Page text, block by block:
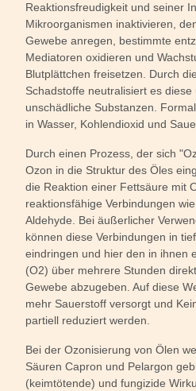
Reaktionsfreudigkeit und seiner
Mikroorganismen inaktivieren,
Gewebe anregen, bestimmte
Mediatoren oxidieren und
Blutplättchen freisetzen. Durch
Schadstoffe neutralisiert es
unschädliche Substanzen.
in Wasser, Kohlendioxid und
Durch einen Prozess, der sich
Ozon in die Struktur des Öles
die Reaktion einer Fettsäure mit
reaktionsfähige Verbindungen
Aldehyde. Bei äußerlicher
können diese Verbindungen in
eindringen und hier den in ihnen
(O2) über mehrere Stunden
Gewebe abzugeben. Auf diese
mehr Sauerstoff versorgt und
partiell reduziert werden.
Bei der Ozonisierung von Ölen
Säuren Capron und Pelargon
(keimtötende) und fungizide